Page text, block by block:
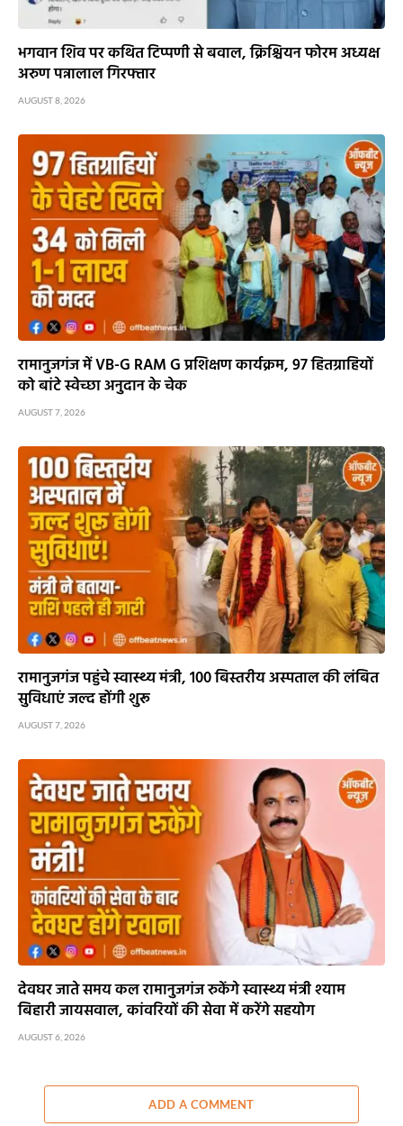
भगवान शिव पर कथित टिप्पणी से बवाल, क्रिश्चियन फोरम अध्यक्ष
अरुण पन्नालाल गिरफ्तार
AUGUST 8, 2026
रामानुजगंज में VB-G RAM G प्रशिक्षण कार्यक्रम, 97 हितग्राहियों
को बांटे स्वेच्छा अनुदान के चेक
AUGUST 7, 2026
रामानुजगंज पहुंचे स्वास्थ्य मंत्री, 100 बिस्तरीय अस्पताल की लंबित
सुविधाएं जल्द होंगी शुरू
AUGUST 7, 2026
देवघर जाते समय कल रामानुजगंज रुकेंगे स्वास्थ्य मंत्री श्याम
बिहारी जायसवाल, कांवरियों की सेवा में करेंगे सहयोग
AUGUST 6, 2026
ADD A COMMENT